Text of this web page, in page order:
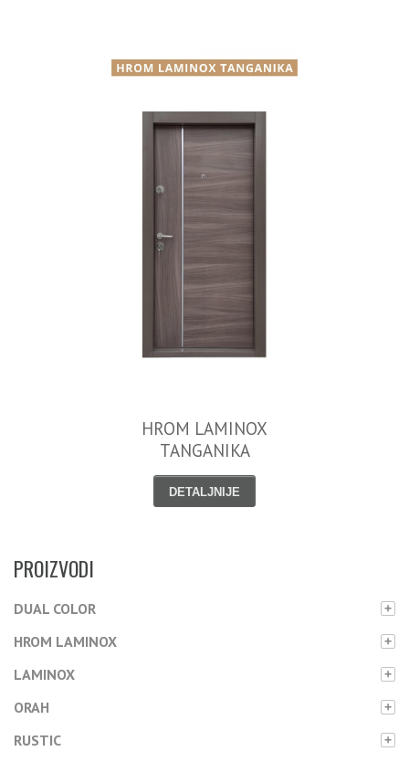
HROM LAMINOX
TANGANIKA
DETALJNIJE
PROIZVODI
DUAL COLOR +
HROM LAMINOX +
LAMINOX +
ORAH +
RUSTIC +